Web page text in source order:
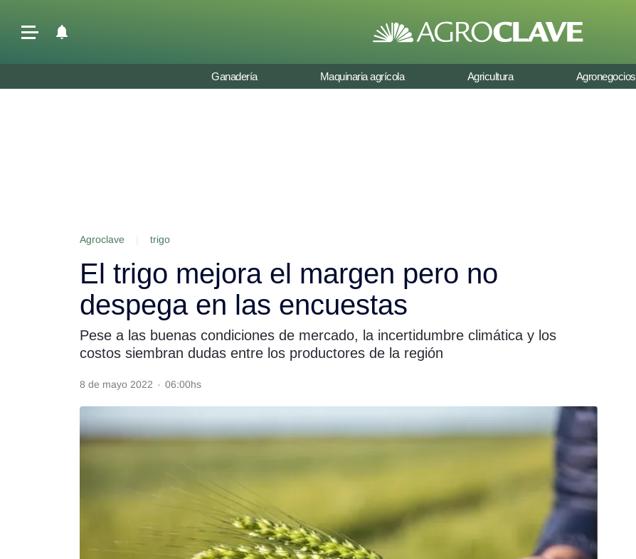
Seguinos
Ganadería Maquinaria agrícola Agricultura Agronegocios
Agroclave trigo
El trigo mejora el margen pero no
despega en las encuestas
Pese a las buenas condiciones de mercado, la incertidumbre climática y los
costos siembran dudas entre los productores de la región
8 de mayo 2022 · 06:00hs